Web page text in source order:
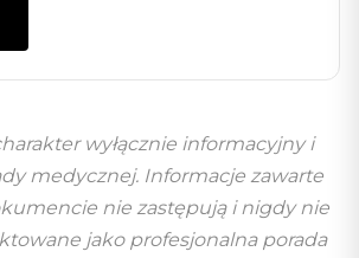
wyłącznie informacyjny i
medycznej. Informacje zawarte
nie zastępują i nigdy nie
jako profesjonalna porada